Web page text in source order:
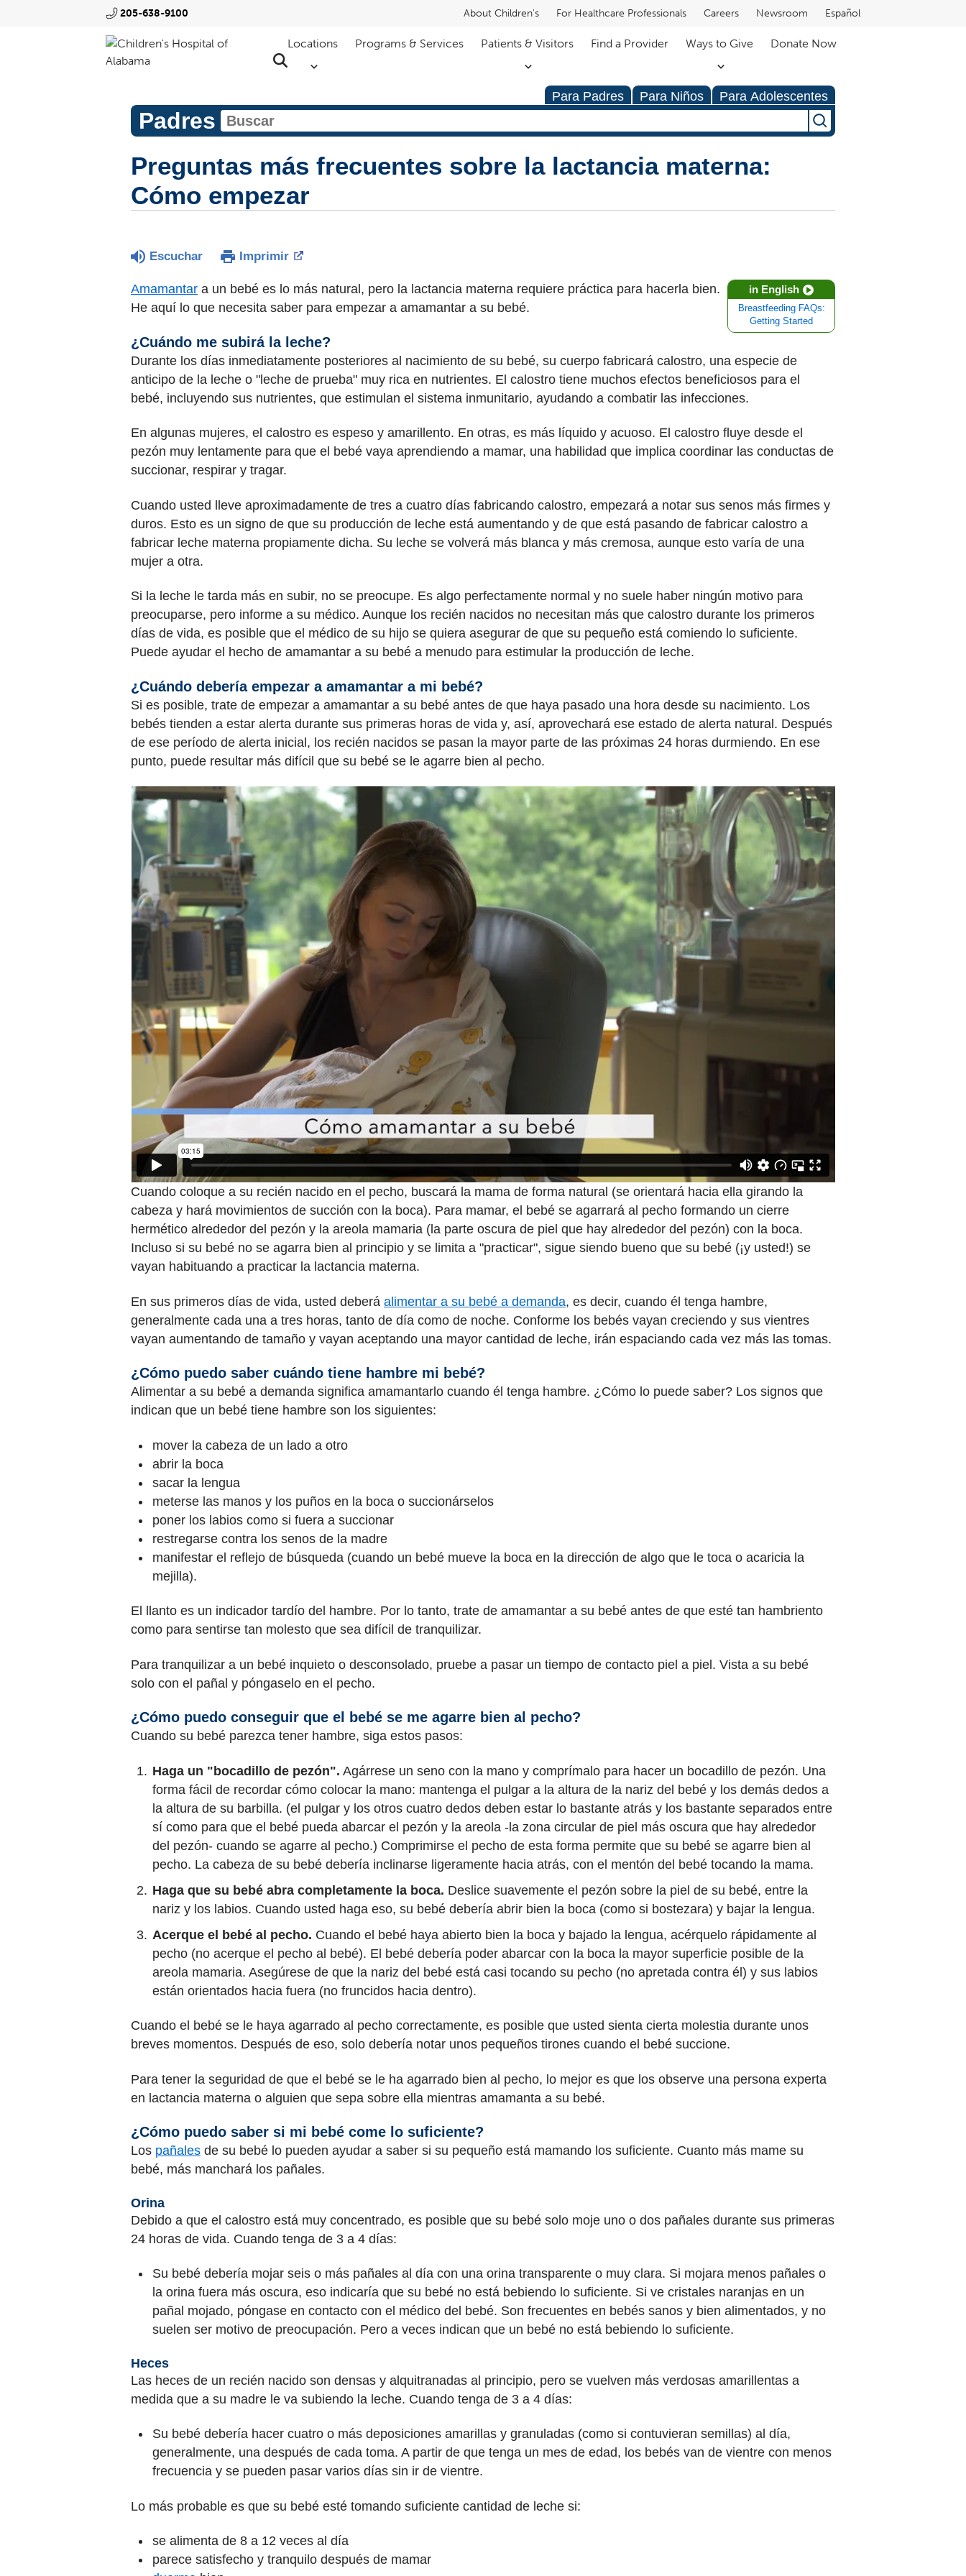
205-638-9100 About Children's For Healthcare Professionals Careers Newsroom Español
Locations Programs & Services Patients & Visitors Find a Provider Ways to Give Donate Now
Para Padres Para Niños Para Adolescentes
Padres
Preguntas más frecuentes sobre la lactancia materna:
Cómo empezar
Escuchar Imprimir
in English
Breastfeeding FAQs:
Getting Started
Amamantar a un bebé es lo más natural, pero la lactancia materna requiere práctica para hacerla bien.
He aquí lo que necesita saber para empezar a amamantar a su bebé.
¿Cuándo me subirá la leche?
Durante los días inmediatamente posteriores al nacimiento de su bebé, su cuerpo fabricará calostro, una especie de
anticipo de la leche o "leche de prueba" muy rica en nutrientes. El calostro tiene muchos efectos beneficiosos para el
bebé, incluyendo sus nutrientes, que estimulan el sistema inmunitario, ayudando a combatir las infecciones.
En algunas mujeres, el calostro es espeso y amarillento. En otras, es más líquido y acuoso. El calostro fluye desde el
pezón muy lentamente para que el bebé vaya aprendiendo a mamar, una habilidad que implica coordinar las conductas de
succionar, respirar y tragar.
Cuando usted lleve aproximadamente de tres a cuatro días fabricando calostro, empezará a notar sus senos más firmes y
duros. Esto es un signo de que su producción de leche está aumentando y de que está pasando de fabricar calostro a
fabricar leche materna propiamente dicha. Su leche se volverá más blanca y más cremosa, aunque esto varía de una
mujer a otra.
Si la leche le tarda más en subir, no se preocupe. Es algo perfectamente normal y no suele haber ningún motivo para
preocuparse, pero informe a su médico. Aunque los recién nacidos no necesitan más que calostro durante los primeros
días de vida, es posible que el médico de su hijo se quiera asegurar de que su pequeño está comiendo lo suficiente.
Puede ayudar el hecho de amamantar a su bebé a menudo para estimular la producción de leche.
¿Cuándo debería empezar a amamantar a mi bebé?
Si es posible, trate de empezar a amamantar a su bebé antes de que haya pasado una hora desde su nacimiento. Los
bebés tienden a estar alerta durante sus primeras horas de vida y, así, aprovechará ese estado de alerta natural. Después
de ese período de alerta inicial, los recién nacidos se pasan la mayor parte de las próximas 24 horas durmiendo. En ese
punto, puede resultar más difícil que su bebé se le agarre bien al pecho.
Cuando coloque a su recién nacido en el pecho, buscará la mama de forma natural (se orientará hacia ella girando la
cabeza y hará movimientos de succión con la boca). Para mamar, el bebé se agarrará al pecho formando un cierre
hermético alrededor del pezón y la areola mamaria (la parte oscura de piel que hay alrededor del pezón) con la boca.
Incluso si su bebé no se agarra bien al principio y se limita a "practicar", sigue siendo bueno que su bebé (¡y usted!) se
vayan habituando a practicar la lactancia materna.
En sus primeros días de vida, usted deberá alimentar a su bebé a demanda, es decir, cuando él tenga hambre,
generalmente cada una a tres horas, tanto de día como de noche. Conforme los bebés vayan creciendo y sus vientres
vayan aumentando de tamaño y vayan aceptando una mayor cantidad de leche, irán espaciando cada vez más las tomas.
¿Cómo puedo saber cuándo tiene hambre mi bebé?
Alimentar a su bebé a demanda significa amamantarlo cuando él tenga hambre. ¿Cómo lo puede saber? Los signos que
indican que un bebé tiene hambre son los siguientes:
mover la cabeza de un lado a otro
abrir la boca
sacar la lengua
meterse las manos y los puños en la boca o succionárselos
poner los labios como si fuera a succionar
restregarse contra los senos de la madre
manifestar el reflejo de búsqueda (cuando un bebé mueve la boca en la dirección de algo que le toca o acaricia la
mejilla).
El llanto es un indicador tardío del hambre. Por lo tanto, trate de amamantar a su bebé antes de que esté tan hambriento
como para sentirse tan molesto que sea difícil de tranquilizar.
Para tranquilizar a un bebé inquieto o desconsolado, pruebe a pasar un tiempo de contacto piel a piel. Vista a su bebé
solo con el pañal y póngaselo en el pecho.
¿Cómo puedo conseguir que el bebé se me agarre bien al pecho?
Cuando su bebé parezca tener hambre, siga estos pasos:
Haga un "bocadillo de pezón". Agárrese un seno con la mano y comprímalo para hacer un bocadillo de pezón. Una
forma fácil de recordar cómo colocar la mano: mantenga el pulgar a la altura de la nariz del bebé y los demás dedos a
la altura de su barbilla. (el pulgar y los otros cuatro dedos deben estar lo bastante atrás y los bastante separados entre
sí como para que el bebé pueda abarcar el pezón y la areola -la zona circular de piel más oscura que hay alrededor
del pezón- cuando se agarre al pecho.) Comprimirse el pecho de esta forma permite que su bebé se agarre bien al
pecho. La cabeza de su bebé debería inclinarse ligeramente hacia atrás, con el mentón del bebé tocando la mama.
Haga que su bebé abra completamente la boca. Deslice suavemente el pezón sobre la piel de su bebé, entre la
nariz y los labios. Cuando usted haga eso, su bebé debería abrir bien la boca (como si bostezara) y bajar la lengua.
Acerque el bebé al pecho. Cuando el bebé haya abierto bien la boca y bajado la lengua, acérquelo rápidamente al
pecho (no acerque el pecho al bebé). El bebé debería poder abarcar con la boca la mayor superficie posible de la
areola mamaria. Asegúrese de que la nariz del bebé está casi tocando su pecho (no apretada contra él) y sus labios
están orientados hacia fuera (no fruncidos hacia dentro).
Cuando el bebé se le haya agarrado al pecho correctamente, es posible que usted sienta cierta molestia durante unos
breves momentos. Después de eso, solo debería notar unos pequeños tirones cuando el bebé succione.
Para tener la seguridad de que el bebé se le ha agarrado bien al pecho, lo mejor es que los observe una persona experta
en lactancia materna o alguien que sepa sobre ella mientras amamanta a su bebé.
¿Cómo puedo saber si mi bebé come lo suficiente?
Los pañales de su bebé lo pueden ayudar a saber si su pequeño está mamando los suficiente. Cuanto más mame su
bebé, más manchará los pañales.
Orina
Debido a que el calostro está muy concentrado, es posible que su bebé solo moje uno o dos pañales durante sus primeras
24 horas de vida. Cuando tenga de 3 a 4 días:
Su bebé debería mojar seis o más pañales al día con una orina transparente o muy clara. Si mojara menos pañales o
la orina fuera más oscura, eso indicaría que su bebé no está bebiendo lo suficiente. Si ve cristales naranjas en un
pañal mojado, póngase en contacto con el médico del bebé. Son frecuentes en bebés sanos y bien alimentados, y no
suelen ser motivo de preocupación. Pero a veces indican que un bebé no está bebiendo lo suficiente.
Heces
Las heces de un recién nacido son densas y alquitranadas al principio, pero se vuelven más verdosas amarillentas a
medida que a su madre le va subiendo la leche. Cuando tenga de 3 a 4 días:
Su bebé debería hacer cuatro o más deposiciones amarillas y granuladas (como si contuvieran semillas) al día,
generalmente, una después de cada toma. A partir de que tenga un mes de edad, los bebés van de vientre con menos
frecuencia y se pueden pasar varios días sin ir de vientre.
Lo más probable es que su bebé esté tomando suficiente cantidad de leche si:
se alimenta de 8 a 12 veces al día
parece satisfecho y tranquilo después de mamar